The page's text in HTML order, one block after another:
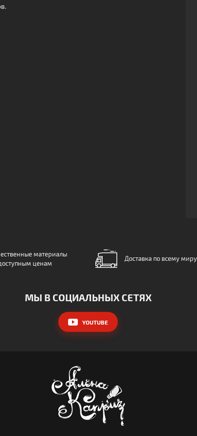
материалы
ценам
Доставка по всему миру
МЫ В СОЦИАЛЬНЫХ СЕТЯХ
YOUTUBE